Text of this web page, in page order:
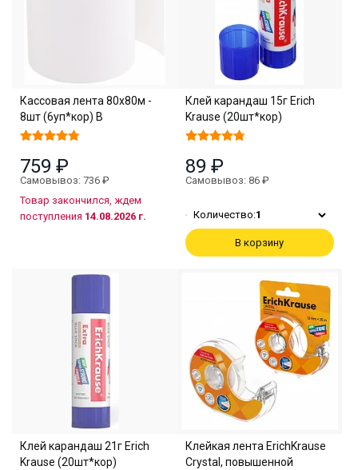
Кассовая лента 80х80м -
8шт (6уп*кор) В
759 ₽
Самовывоз: 736 ₽
Товар закончился, ждем
поступления 14.08.2026 г.
Клей карандаш 15г Erich
Krause (20шт*кор)
89 ₽
Самовывоз: 86 ₽
Количество:1
В корзину
Клей карандаш 21г Erich
Krause (20шт*кор)
Клейкая лента ErichKrause
Crystal, повышенной